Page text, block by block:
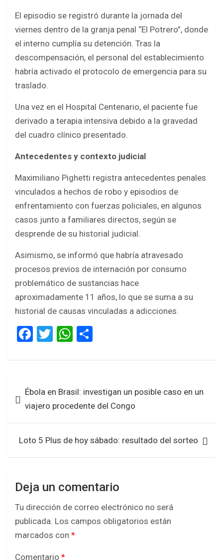
El episodio se registró durante la jornada del
viernes dentro de la granja penal “El Potrero”, donde
el interno cumplía su detención. Tras la
descompensación, el personal del establecimiento
habría activado el protocolo de emergencia para su
traslado.
Una vez en el Hospital Centenario, el paciente fue
derivado a terapia intensiva debido a la gravedad
del cuadro clínico presentado.
Antecedentes y contexto judicial
Maximiliano Pighetti registra antecedentes penales
vinculados a hechos de robo y episodios de
enfrentamiento con fuerzas policiales, en algunos
casos junto a familiares directos, según se
desprende de su historial judicial.
Asimismo, se informó que habría atravesado
procesos previos de internación por consumo
problemático de sustancias hace
aproximadamente 11 años, lo que se suma a su
historial de causas vinculadas a adicciones.
F
ce
o
o
k
T
tt
W
at
A
p
p
ar
de
entradas
Ébola en Brasil: investigan un posible caso en un
viajero procedente del Congo
Loto 5 Plus de hoy sábado: resultado del sorteo
Deja un comentario
Tu dirección de correo electrónico no será
publicada. Los campos obligatorios están
marcados con *
Comentario *